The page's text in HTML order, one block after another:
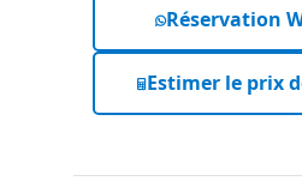
Réservation
Estimer le prix